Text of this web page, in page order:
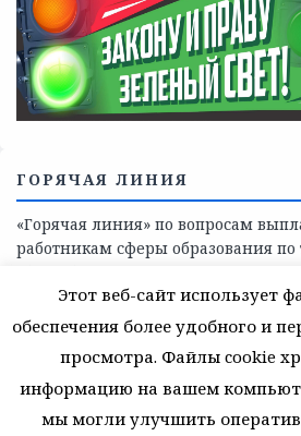
Телефоны учреждений,
поддержки, медицинскую,
помощь детям и взрослым лицам
области
СКАЖИ КОРРУПЦИИ — НЕТ
Этот веб-сайт использует
обеспечения более удобного и
просмотра. Файлы cookie
информацию на вашем
мы могли улучшить